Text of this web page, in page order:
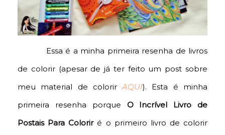
Essa é a minha primeira resenha de livros
de colorir (apesar de já ter feito um post sobre
meu material de colorir AQUI). Esta é minha
primeira resenha porque
O Incrível Livro de
Postais Para Coloriré o primeiro livro de colorir